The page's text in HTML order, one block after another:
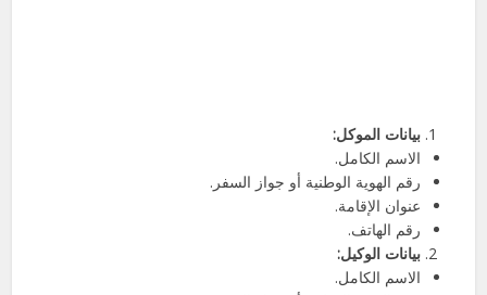
بيانات الموكل:
الاسم الكامل.
رقم الهوية الوطنية أو جواز السفر.
عنوان الإقامة.
رقم الهاتف.
بيانات الوكيل:
الاسم الكامل.